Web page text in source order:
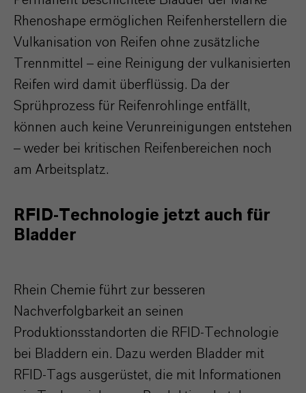
Rhenoshape ermöglichen Reifenherstellern die
Vulkanisation von Reifen ohne zusätzliche
Trennmittel – eine Reinigung der vulkanisierten
Reifen wird damit überflüssig. Da der
Sprühprozess für Reifenrohlinge entfällt,
können auch keine Verunreinigungen entstehen
– weder bei kritischen Reifenbereichen noch
am Arbeitsplatz.
RFID-Technologie jetzt auch für
Bladder
Rhein Chemie führt zur besseren
Nachverfolgbarkeit an seinen
Produktionsstandorten die RFID-Technologie
bei Bladdern ein. Dazu werden Bladder mit
RFID-Tags ausgerüstet, die mit Informationen